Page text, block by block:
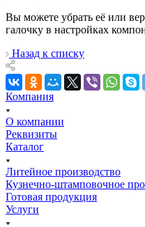
Вы можете убрать её или
галочку в настройках
Назад к списку
Компания
О компании
Реквизиты
Каталог
Литейное производство
Кузнечно-штамповочное
Готовая продукция
Услуги